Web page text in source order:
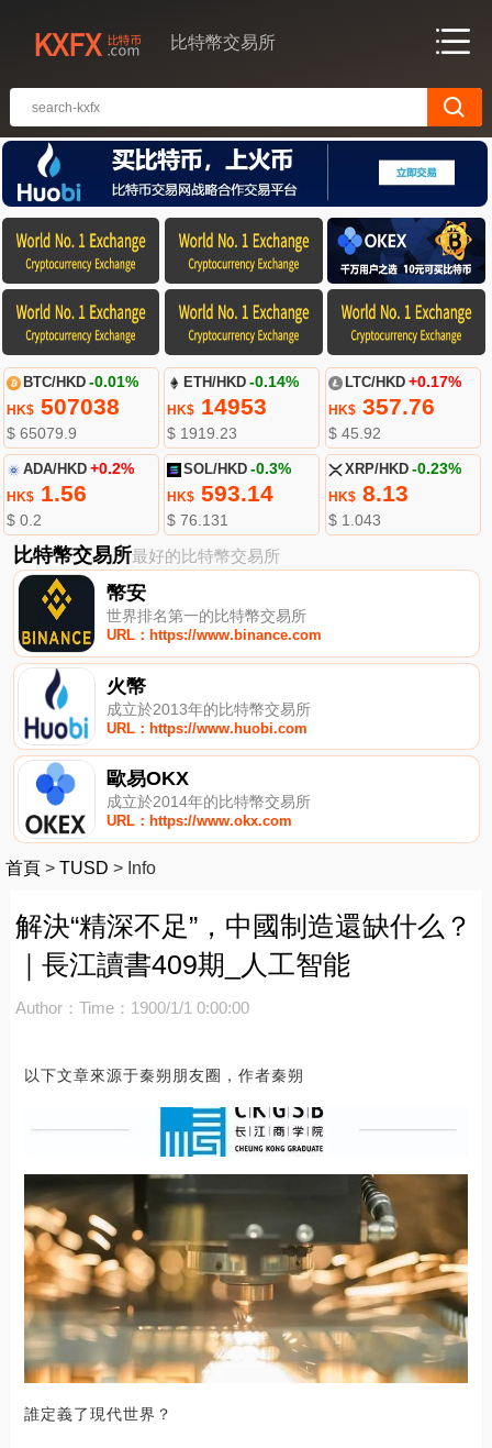
比特幣交易所
BTC/HKD -0.01%
HK$507038
$ 65079.9
ETH/HKD -0.14%
HK$ 14953
$ 1919.23
LTC/HKD +0.17%
HK$357.76
$ 45.92
ADA/HKD +0.2%
HK$1.56
$ 0.2
SOL/HKD -0.3%
HK$ 593.14
$ 76.131
XRP/HKD -0.23%
HK$8.13
$ 1.043
比特幣交易所最好的比特幣交易所
幣安
世界排名第一的比特幣交易所
URL：https://www.binance.com
火幣
成立於2013年的比特幣交易所
URL：https://www.huobi.com
歐易OKX
成立於2014年的比特幣交易所
URL：https://www.okx.com
首頁 > TUSD > Info
解決“精深不足”，中國制造還缺什么？
｜長江讀書409期_人工智能
Author： Time：1900/1/1 0:00:00
以下文章來源于秦朔朋友圈，作者秦朔
誰定義了現代世界？